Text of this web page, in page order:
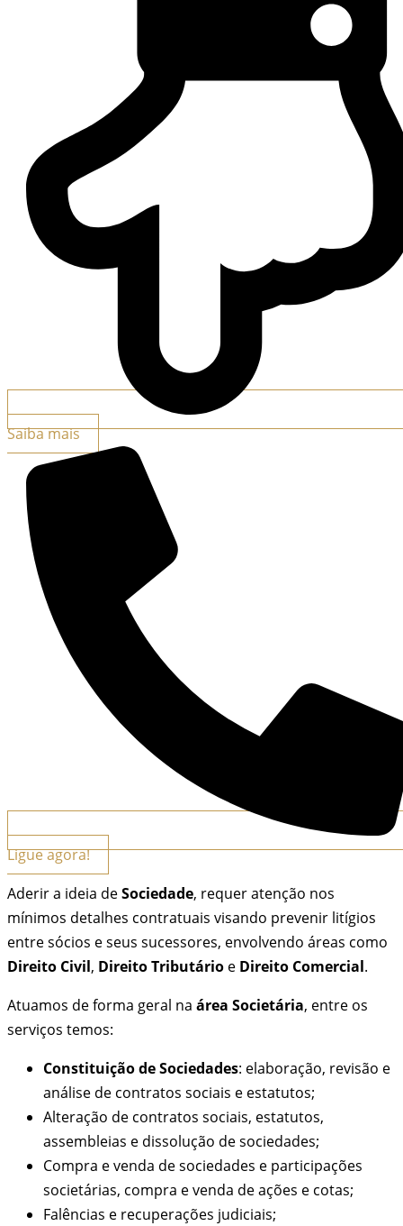
Saiba mais
Ligue agora!
Aderir a ideia deSociedade, requer atenção nos
mínimos detalhes contratuais visando prevenir litígios
entre sócios e seus sucessores, envolvendo áreas como
Direito Civil, Direito Tributário e Direito Comercial.
Atuamos de forma geral na área Societária, entre os
serviços temos:
Constituição de Sociedades: elaboração, revisão e
análise de contratos sociais e estatutos;
Alteração de contratos sociais, estatutos,
assembleias e dissolução de sociedades;
Compra e venda de sociedades e participações
societárias, compra e venda de ações e cotas;
Falências e recuperações judiciais;